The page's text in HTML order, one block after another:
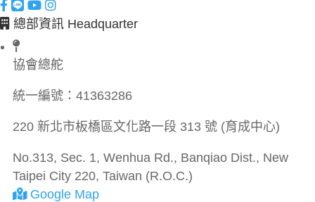
總部資訊 Headquarter
協會總舵
統一編號： 41363286
220 新北市板橋區文化路一段 313 號 (育成中心)
No.313, Sec. 1, Wenhua Rd., Banqiao Dist., New
Taipei City 220, Taiwan (R.O.C.)
Google Map